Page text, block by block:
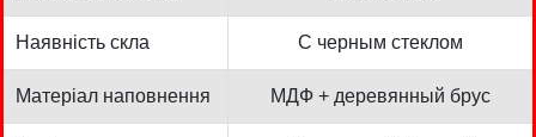
Наявність скла С черным стеклом
Матеріал наповнення МДФ + деревянный брус